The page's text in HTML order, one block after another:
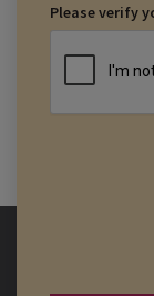
Please verify